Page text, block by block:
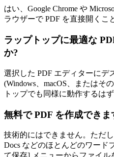
はい、Google Chrome や
ラウザーで PDF を直接開くこ
ラップトップに最適な
か?
選択した PDF エディターにデ
(Windows、macOS、またはそ
トップでも同様に動作するはず
無料で PDF を作成できま
技術的にはできません。ただ
Docs などのほとんどのワード